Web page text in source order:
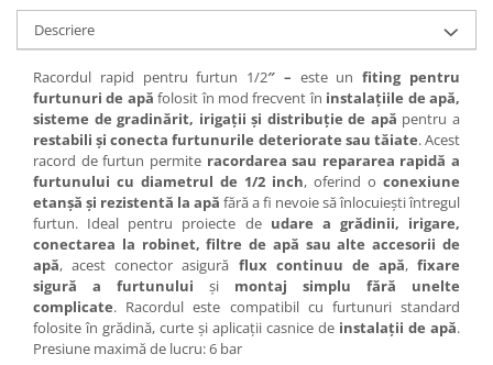
Stalpi
Tamburi fir
Testere
Ferma
Echipamente de lucru
Imbracaminte profesionala
Incaltaminte
Manusi
Protectia capului
Protectia corpului
Biosecuritate / Igiena
Depozitare
Descriere
Racordul rapid pentru furtun 1/2″ – este unfiting pentru
furtunuri de apă folosit în mod frecvent în instalațiile de apă,
sisteme de gradinărit, irigații și distribuție de apă pentru a
restabili și conecta furtunurile deteriorate sau tăiate. Acest
racord de furtun permite racordarea sau repararea rapidă a
furtunului cu diametrul de 1/2 inch, oferind o conexiune
etanșă și rezistentă la apă fără a fi nevoie să înlocuiești întregul
furtun. Ideal pentru proiecte de udare a grădinii, irigare,
conectarea la robinet, filtre de apă sau alte accesorii de
apă, acest conector asigură flux continuu de apă, fixare
sigură a furtunului și montaj simplu fără unelte
complicate. Racordul este compatibil cu furtunuri standard
folosite în grădină, curte și aplicații casnice de instalații de apă.
Presiune maximă de lucru: 6 bar